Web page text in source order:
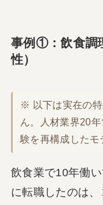
事例①：飲食調
性）
※ 以下は実在の
ん。人材業界20
験を再構成したモ
飲食業で10年働
に転職したのは